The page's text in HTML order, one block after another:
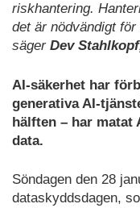
riskhantering.
det är nödvändigt
sägerDev
AI-säkerhet har
generativa AI-
hälften – har matat
data.
Söndagen den 28
dataskyddsdagen,